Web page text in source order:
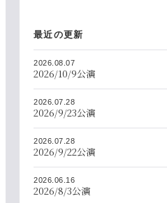
最近の更新
2026.08.07
2026/10/9公演
2026.07.28
2026/9/23公演
2026.07.28
2026/9/22公演
2026.06.16
2026/8/3公演